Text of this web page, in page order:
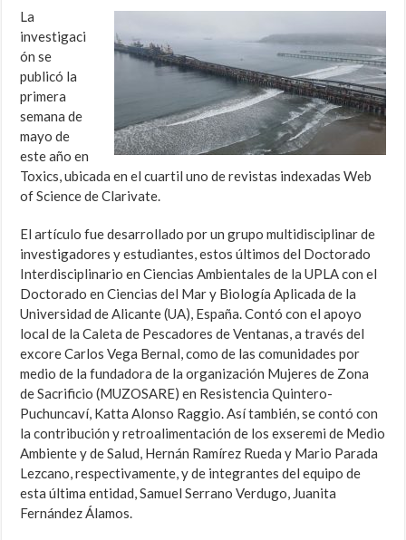
La
investigaci
ón se
publicó la
primera
semana de
mayo de
este año en
Toxics, ubicada en el cuartil uno de revistas indexadas Web
of Science de Clarivate.
El artículo fue desarrollado por un grupo multidisciplinar de
investigadores y estudiantes, estos últimos del Doctorado
Interdisciplinario en Ciencias Ambientales de la UPLA con el
Doctorado en Ciencias del Mar y Biología Aplicada de la
Universidad de Alicante (UA), España. Contó con el apoyo
local de la Caleta de Pescadores de Ventanas, a través del
excore Carlos Vega Bernal, como de las comunidades por
medio de la fundadora de la organización Mujeres de Zona
de Sacrificio (MUZOSARE) en Resistencia Quintero-
Puchuncaví, Katta Alonso Raggio. Así también, se contó con
la contribución y retroalimentación de los exseremi de Medio
Ambiente y de Salud, Hernán Ramírez Rueda y Mario Parada
Lezcano, respectivamente, y de integrantes del equipo de
esta última entidad, Samuel Serrano Verdugo, Juanita
Fernández Álamos.